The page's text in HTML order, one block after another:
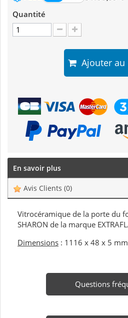
Quantité
Ajouter au
En savoir plus
Avis Clients (0)
Vitrocéramique de la porte du
SHARON de la marque
Dimensions : 1116 x 48 x 5 mm
Questions